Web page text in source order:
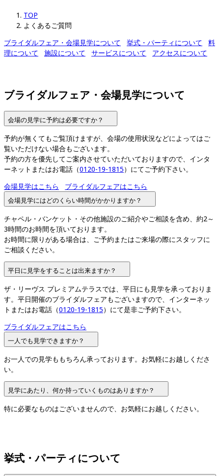
TOP
よくあるご質問
ブライダルフェア・会場見学について
挙式・パーティについて
料
理について
施設について サービスについて アクセスについて
ブライダルフェア・会場見学について
会場の見学に予約は必要ですか？
予約が無くてもご覧頂けますが、会場の使用状況などによってはご
覧いただけない場合もございます。
予約の方を優先してご案内させていただいておりますので、インタ
ーネットまたはお電話（0120-19-1815）にてご予約下さい。
会場見学はこちら
ブライダルフェアはこちら
会場見学にはどのくらい時間がかかりますか？
チャペル・バンケット・その他施設のご紹介やご相談を含め、約2～
3時間のお時間を頂いております。
お時間に限りがある場合は、ご予約またはご来場の際にスタッフに
ご相談ください。
平日に見学をすることは出来ますか？
ザ・リーヴス プレミアムテラスでは、平日にも見学を承っておりま
す。平日開催のブライダルフェアもございますので、インターネッ
トまたはお電話（0120-19-1815）にて是非ご予約下さい。
ブライダルフェアはこちら
一人でも見学できますか？
お一人での見学ももちろん承っております。お気軽にお越しくださ
い。
見学にあたり、何か持っていくものはありますか？
特に必要なものはございませんので、お気軽にお越しください。
挙式・パーティについて